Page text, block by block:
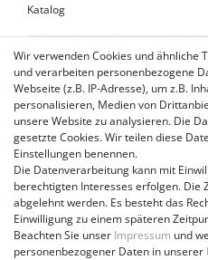
Katalog
Händler:in finden
Youtube
Instagram
Impressum
Wir verwenden Cookies und ähnliche
und verarbeiten personenbezogene
Webseite (z.B. IP-Adresse), um z.B.
personalisieren, Medien von
unsere Website zu analysieren. Die
gesetzte Cookies. Wir teilen diese
Einstellungen benennen.
Die Datenverarbeitung kann mit
berechtigten Interesses erfolgen. Die
abgelehnt werden. Es besteht das
Einwilligung zu einem späteren
Beachten Sie unser Impressum und
personenbezogener Daten in unserer